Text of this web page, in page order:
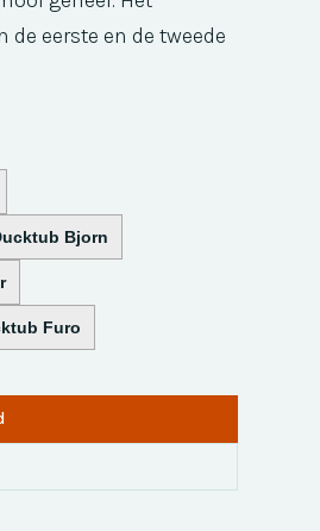
eerste en de tweede
Bjorn
Furo